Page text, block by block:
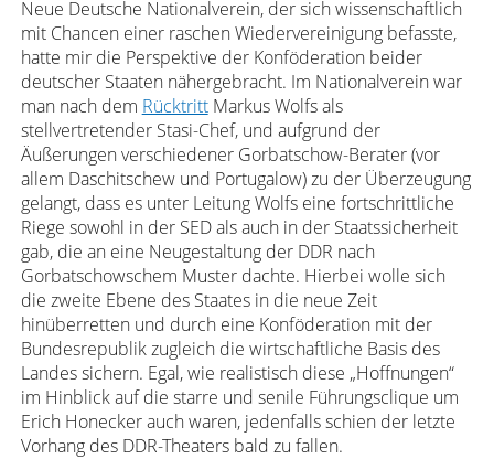
Neue Deutsche Nationalverein, der sich wissenschaftlich
mit Chancen einer raschen Wiedervereinigung befasste,
hatte mir die Perspektive der Konföderation beider
deutscher Staaten nähergebracht. Im Nationalverein war
man nach dem RücktrittMarkus Wolfs als
stellvertretender Stasi-Chef, und aufgrund der
Äußerungen verschiedener Gorbatschow-Berater (vor
allem Daschitschew und Portugalow) zu der Überzeugung
gelangt, dass es unter Leitung Wolfs eine fortschrittliche
Riege sowohl in der SED als auch in der Staatssicherheit
gab, die an eine Neugestaltung der DDR nach
Gorbatschowschem Muster dachte. Hierbei wolle sich
die zweite Ebene des Staates in die neue Zeit
hinüberretten und durch eine Konföderation mit der
Bundesrepublik zugleich die wirtschaftliche Basis des
Landes sichern. Egal, wie realistisch diese „Hoffnungen“
im Hinblick auf die starre und senile Führungsclique um
Erich Honecker auch waren, jedenfalls schien der letzte
Vorhang des DDR-Theaters bald zu fallen.